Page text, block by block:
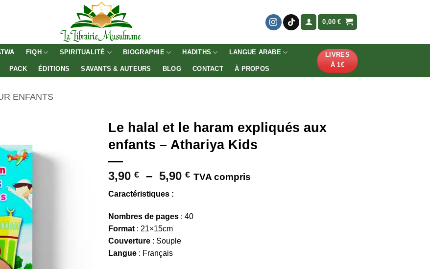
0,00€
FIQH SPIRITUALITÉ BIOGRAPHIE HADITHS LANGUE ARABE
PACK ÉDITIONS SAVANTS & AUTEURS BLOG CONTACT À PROPOS
LIVRES
À 1€
ENFANTS
Le halal et le haram expliqués aux
enfants – Athariya Kids
3,90 € – 5,90 €Plage
3,90 €
à
TVA compris
Caractéristiques :
Nombres de pages : 40
Format : 21×15cm
Couverture : Souple
Langue : Français